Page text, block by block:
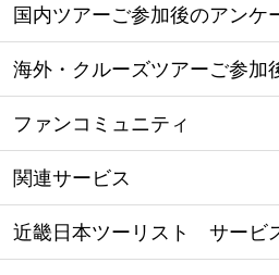
国内ツアーご参加後のアンケ
海外・クルーズツアーご参加
ファンコミュニティ
関連サービス
近畿日本ツーリスト サービ